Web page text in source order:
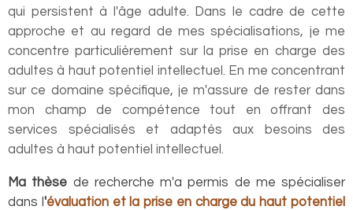
qui persistent à l'âge adulte. Dans le cadre de cette
approche et au regard de mes spécialisations, je me
concentre particulièrement sur la prise en charge des
adultes à haut potentiel intellectuel. En me concentrant
sur ce domaine spécifique, je m'assure de rester dans
mon champ de compétence tout en offrant des
services spécialisés et adaptés aux besoins des
adultes à haut potentiel intellectuel.
Ma thèse de recherche m'a permis de me spécialiser
dans l 'évaluation et la prise en charge du haut potentiel